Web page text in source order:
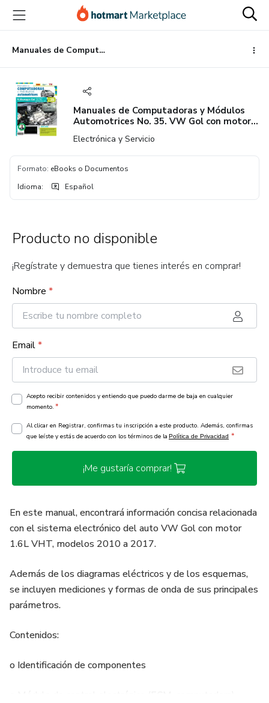
principal
página
de
página
Manuales de Computadoras y Módulos Automotrices No. 35. VW Gol con motor 1.6L VHT (mods. 2010-2017)
Manuales de Computadoras y Módulos
Automotrices No. 35. VW Gol con motor
1.6L VHT (mods. 2010-2017)
Electrónica y Servicio
Formato: eBooks o Documentos
Idioma: Español
Producto no disponible
¡Regístrate y demuestra que tienes interés en comprar!
Nombre *
Email*
Acepto recibir contenidos y entiendo que puedo darme de baja en cualquier
momento. *
Al clicar en Registrar, confirmas tu inscripción a este producto. Además, confirmas
que leíste y estás de acuerdo con los términos de la Política de Privacidad *
¡Me gustaría comprar!
En este manual, encontrará información concisa relacionada
con el sistema electrónico del auto VW Gol con motor
1.6L VHT, modelos 2010 a 2017.
Además de los diagramas eléctricos y de los esquemas,
se incluyen mediciones y formas de onda de sus principales
parámetros.
Contenidos:
o Identificación de componentes